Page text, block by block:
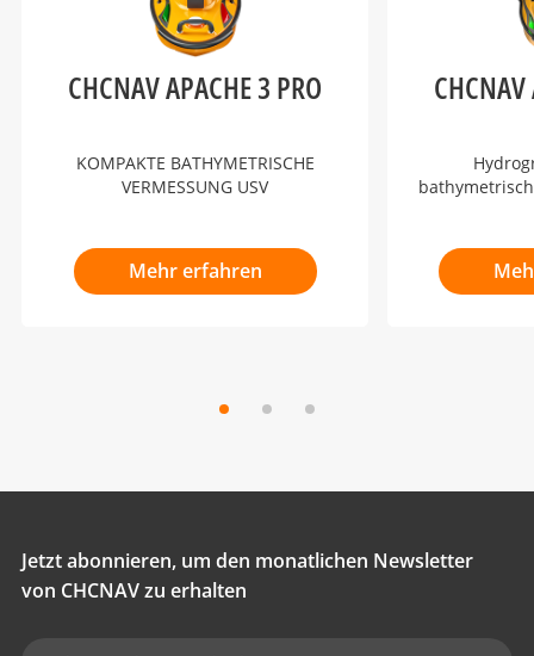
CHCNAV APACHE 3 PRO
KOMPAKTE BATHYMETRISCHE
VERMESSUNG USV
Mehr erfahren
CHCNAV
Jetzt abonnieren, um den monatlichen Newsletter
von CHCNAV zu erhalten